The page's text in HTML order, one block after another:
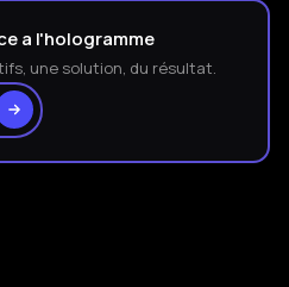
a l'hologramme
une solution, du résultat.